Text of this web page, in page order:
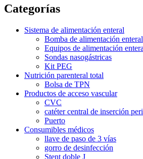
Categorías
Sistema de alimentación enteral
Bomba de alimentación enteral
Equipos de alimentación
Sondas nasogástricas
Kit PEG
Nutrición parenteral total
Bolsa de TPN
Productos de acceso vascular
CVC
catéter central de inserción
Puerto
Consumibles médicos
llave de paso de 3 vías
gorro de desinfección
Stent doble J